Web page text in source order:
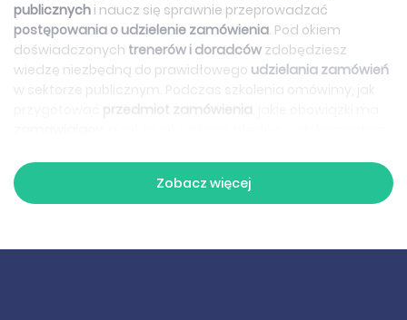
publicznych i naucz się sprawnie przeprowadzać
postępowania o udzielenie zamówienia. Pod okiem
doświadczonych trenerów i doradców zdobędziesz
wiedzę niezbędną do prawidłowego udzielania zamówień
w sektorze publicznym. Podczas szkolenia omówimy, jak
przedmiot zamówienia
ekspertem w
Jak sprawnie zamawiać i
udzielać zamówień publicznych –
Zobacz więcej